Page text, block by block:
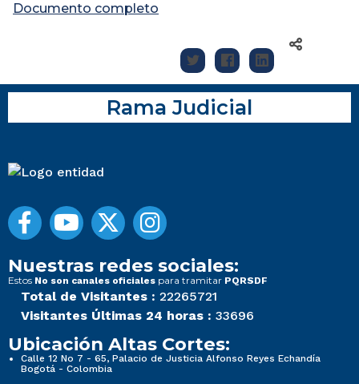
Documento completo
Rama Judicial
Nuestras redes sociales:
Estos No son canales oficiales para tramitar PQRSDF
Total de Visitantes : 22265721
Visitantes Últimas 24 horas : 33696
Ubicación Altas Cortes:
Calle 12 No 7 - 65, Palacio de Justicia Alfonso Reyes Echandía
Bogotá - Colombia